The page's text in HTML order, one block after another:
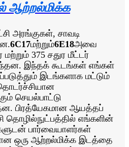
ஆற்றல்மிக்க
அரங்குகள், சாவடி
6C17மற்றும்6E18அவை
375 சதுர மீட்டர்
இந்தக் கூடங்கள் எங்கள்
இடங்களாக மட்டும்
செயல்பாட்டு
பிரத்யேகமான ஆயத்தப்
தொழில்நுட்பத்தில் எங்களின்
பார்வையாளர்கள்
ஒரு ஆற்றல்மிக்க இடத்தை